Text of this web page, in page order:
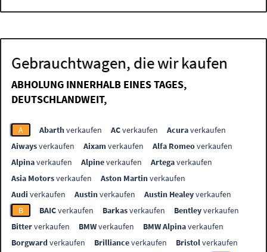
Gebrauchtwagen, die wir kaufen
ABHOLUNG INNERHALB EINES TAGES,
DEUTSCHLANDWEIT,
A Abarthverkaufen ACverkaufen Acuraverkaufen
Aiwaysverkaufen Aixamverkaufen Alfa Romeoverkaufen
Alpinaverkaufen Alpineverkaufen Artegaverkaufen
Asia Motorsverkaufen Aston Martinverkaufen
Audi verkaufen Austinverkaufen Austin Healeyverkaufen
B
BAICverkaufen Barkasverkaufen Bentleyverkaufen
Bitterverkaufen BMWverkaufen BMW Alpinaverkaufen
Borgwardverkaufen Brillianceverkaufen Bristolverkaufen